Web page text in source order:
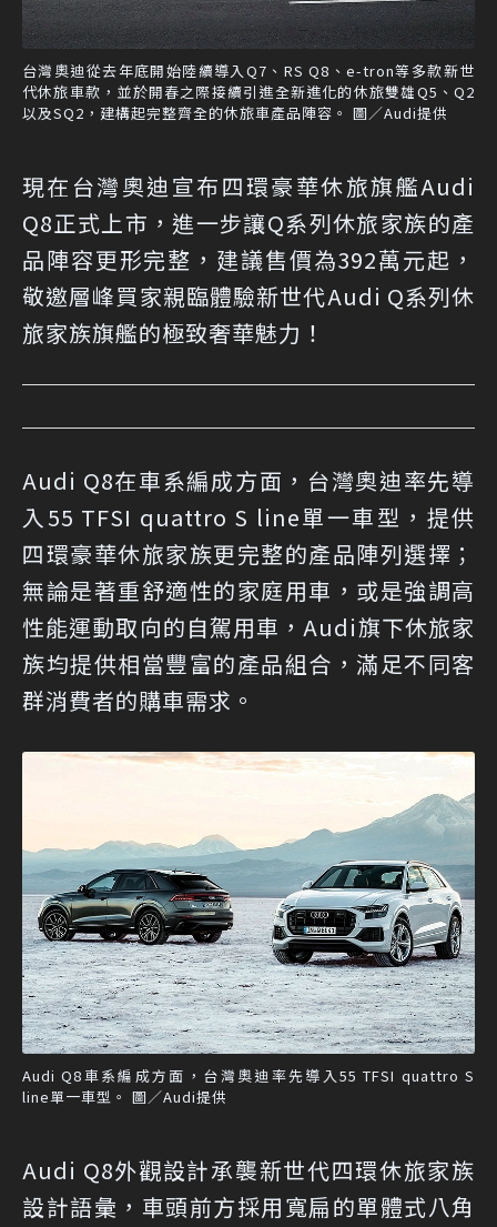
台灣奧迪從去年底開始陸續導入Q7、RS Q8、e-tron等多款新世
代休旅車款，並於開春之際接續引進全新進化的休旅雙雄Q5、Q2
以及SQ2，建構起完整齊全的休旅車產品陣容。 圖／Audi提供
現在台灣奧迪宣布四環豪華休旅旗艦Audi
Q8正式上市，進一步讓Q系列休旅家族的產
品陣容更形完整，建議售價為392萬元起，
敬邀層峰買家親臨體驗新世代Audi Q系列休
旅家族旗艦的極致奢華魅力！
Audi Q8在車系編成方面，台灣奧迪率先導
入55 TFSI quattro S line單一車型，提供
四環豪華休旅家族更完整的產品陣列選擇；
無論是著重舒適性的家庭用車，或是強調高
性能運動取向的自駕用車，Audi旗下休旅家
族均提供相當豐富的產品組合，滿足不同客
群消費者的購車需求。
Audi Q8車系編成方面，台灣奧迪率先導入55 TFSI quattro S
line單一車型。 圖／Audi提供
Audi Q8外觀設計承襲新世代四環休旅家族
設計語彙，車頭前方採用寬扁的單體式八角